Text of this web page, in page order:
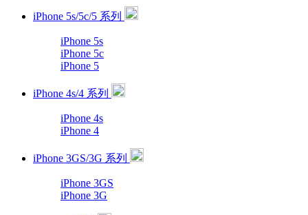
iPhone 5s/5c/5 系列
iPhone 5s
iPhone 5c
iPhone 5
iPhone 4s/4 系列
iPhone 4s
iPhone 4
iPhone 3GS/3G 系列
iPhone 3GS
iPhone 3G